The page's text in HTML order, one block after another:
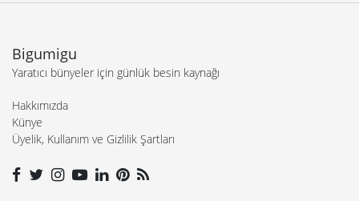
Bigumigu
Yaratıcı bünyeler için günlük besin kaynağı
Hakkımızda
Künye
Üyelik, Kullanım ve Gizlilik Şartları